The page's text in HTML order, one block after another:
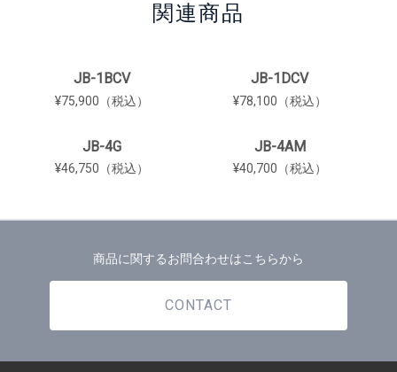
関連商品
JB-1BCV
¥75,900（税込）
JB-1DCV
¥78,100（税込）
JB-4G
¥46,750（税込）
JB-4AM
¥40,700（税込）
商品に関するお問合わせはこちらから
CONTACT